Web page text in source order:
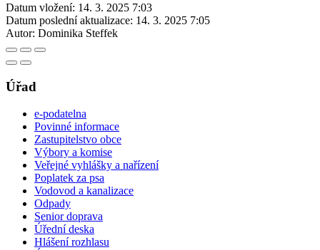
Datum vložení: 14. 3. 2025 7:03
Datum poslední aktualizace: 14. 3. 2025 7:05
Autor: Dominika Steffek
Úřad
e-podatelna
Povinné informace
Zastupitelstvo obce
Výbory a komise
Veřejné vyhlášky a nařízení
Poplatek za psa
Vodovod a kanalizace
Odpady
Senior doprava
Úřední deska
Hlášení rozhlasu